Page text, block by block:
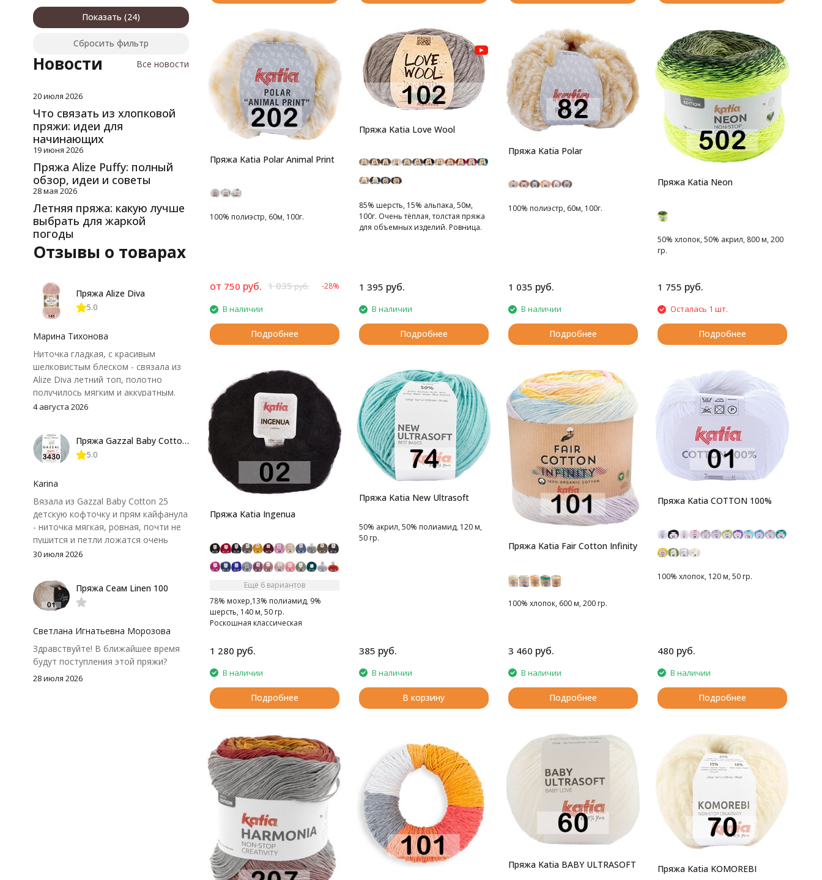
Пряжа Katia Polar Animal Print
100% полиэстр, 60м, 100г.
от 750 руб. 1 035руб. -28%
В наличии
Подробнее
Пряжа Katia Love Wool
85% шерсть, 15% альпака, 50м,
100г. Очень тёплая, толстая пряжа
для объемных изделий. Ровница.
1 395 руб.
В наличии
Подробнее
Пряжа Katia Polar
100% полиэстр, 60м, 100г.
1 035 руб.
В наличии
Подробнее
Пряжа Katia Neon
50% хлопок, 50% акрил, 800 м, 200
гр.
1 755 руб.
Осталась 1 шт.
Подробнее
Пряжа Katia Ingenua
Ещё 6 вариантов
78% мохер,13% полиамид, 9%
шерсть, 140 м, 50 гр.
Роскошная классическая
1 280 руб.
В наличии
Подробнее
Пряжа Katia New Ultrasoft
50% акрил, 50% полиамид, 120 м,
50 гр.
385 руб.
В наличии
В корзину
Пряжа Katia Fair Cotton Infinity
100% хлопок, 600 м, 200 гр.
3 460 руб.
В наличии
Подробнее
Пряжа Katia COTTON 100%
100% хлопок, 120 м, 50 гр.
480 руб.
В наличии
Подробнее
Пряжа Katia BABY ULTRASOFT Пряжа Katia KOMOREBI
Показать
Сбросить фильтр
Новости Все новости
20 июля 2026
Что связать из хлопковой
пряжи: идеи для
начинающих
19 июня 2026
Пряжа Alize Puffy: полный
обзор, идеи и советы
28 мая 2026
Летняя пряжа: какую лучше
выбрать для жаркой
погоды
Отзывы о товарах
Пряжа Alize Diva
5.0
Марина Тихонова
Ниточка гладкая, с красивым
шелковистым блеском - связала из
Alize Diva летний топ, полотно
получилось мягким и аккуратным.
Петли хорошо видны, вяжется
нюанс - пряжа немного скользит и
иногда расслаивается, пришлось
крючок поудобнее.
4 августа 2026
Пряжа Gazzal Baby Cotton 25
5.0
Karina
Вязала из Gazzal Baby Cotton 25
детскую кофточку и прям кайфанула
- ниточка мягкая, ровная, почти не
пушится и петли ложатся очень
аккуратно. После стирки полотно
потеряло, цвет тоже не стал
тусклее. Единственный нюанс -
моточки маленькие, расход лучше
чуть-чуть не хватило))
30 июля 2026
Пряжа Сеам Linen 100
Светлана Игнатьевна Морозова
Здравствуйте! В ближайшее время
будут поступления этой пряжи?
28 июля 2026